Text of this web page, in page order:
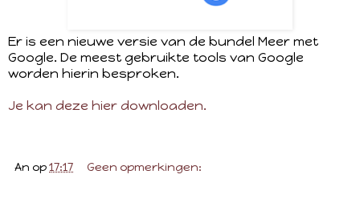
Er is een nieuwe versie van de bundel Meer met
Google. De meest gebruikte tools van Google
worden hierin besproken.
Je kan deze hier downloaden.
An op17:17 Geen opmerkingen: